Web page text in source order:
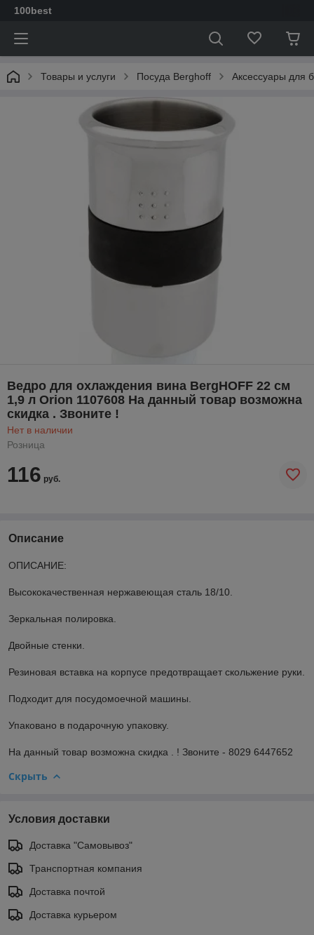
100best
Товары и услуги Посуда Berghoff Аксессуары для
Ведро для охлаждения вина BergHOFF 22 см
1,9 л Orion 1107608 На данный товар возможна
скидка . Звоните !
Нет в наличии
Розница
116 руб.
Описание
ОПИСАНИЕ:
Высококачественная нержавеющая сталь 18/10.
Зеркальная полировка.
Двойные стенки.
Резиновая вставка на корпусе предотвращает скольжение руки.
Подходит для посудомоечной машины.
Упаковано в подарочную упаковку.
На данный товар возможна скидка . ! Звоните - 8029 6447652
Скрыть
Условия доставки
Доставка "Самовывоз"
Транспортная компания
Доставка почтой
Доставка курьером